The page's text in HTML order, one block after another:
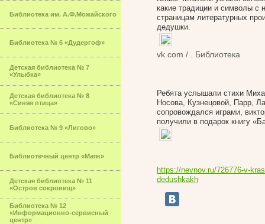
Библиотека им. А.Ф.Можайского
Библиотека № 6 «Дудергоф»
Детская библиотека № 7
«Улыбка»
Детская библиотека № 8
«Синяя птица»
Библиотека № 9 «Лигово»
Библиотечный центр «Маяк»
Детская библиотека № 11
«Остров сокровищ»
Библиотека № 12
«Информационно-сервисный
центр»
какие традиции и символы с
страницам литературных
дедушки.
vk.com / . Библиотека
Ребята услышали стихи
Носова, Кузнецовой, Парр,
сопровождался играми,
получили в подарок книгу
https://nevnov.ru/726776-v-
dedushkakh